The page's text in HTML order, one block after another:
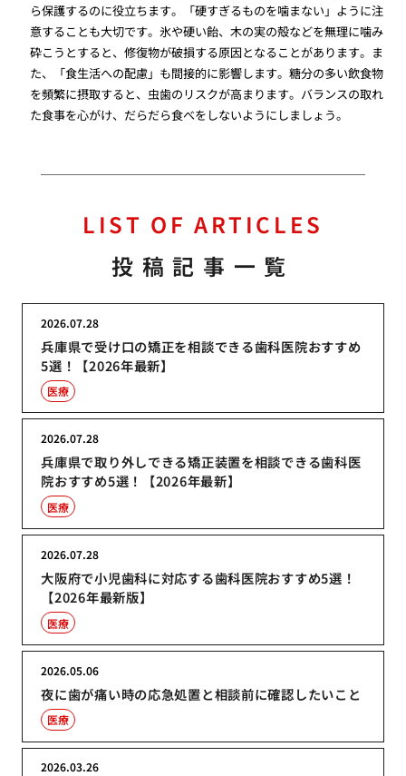
ら保護するのに役立ちます。「硬すぎるものを噛まない」ように注
意することも大切です。氷や硬い飴、木の実の殻などを無理に噛み
砕こうとすると、修復物が破損する原因となることがあります。ま
た、「食生活への配慮」も間接的に影響します。糖分の多い飲食物
を頻繁に摂取すると、虫歯のリスクが高まります。バランスの取れ
た食事を心がけ、だらだら食べをしないようにしましょう。
LIST OF ARTICLES
投稿記事一覧
兵庫県で受け口の矯正を相談できる歯科医院おすすめ
5選！【2026年最新】
2026.07.28
医療
兵庫県で取り外しできる矯正装置を相談できる歯科医
院おすすめ5選！【2026年最新】
2026.07.28
医療
大阪府で小児歯科に対応する歯科医院おすすめ5選！
【2026年最新版】
2026.07.28
医療
夜に歯が痛い時の応急処置と相談前に確認したいこと
2026.05.06
医療
2026.03.26